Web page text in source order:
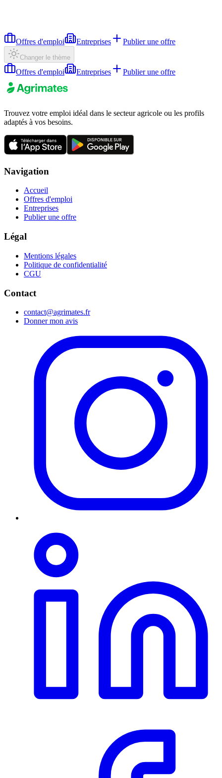
Offres d'emploi Entreprises Publier une offre
Changer le thème
Offres d'emploi Entreprises Publier une offre
Trouvez votre emploi idéal dans le secteur agricole ou les profils
adaptés à vos besoins.
Navigation
Accueil
Offres d'emploi
Entreprises
Publier une offre
Légal
Mentions légales
Politique de confidentialité
CGU
Contact
contact@agrimates.fr
Donner mon avis